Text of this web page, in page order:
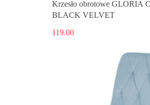
Krzesło obrotowe GLORIA
BLACK VELVET
119.00